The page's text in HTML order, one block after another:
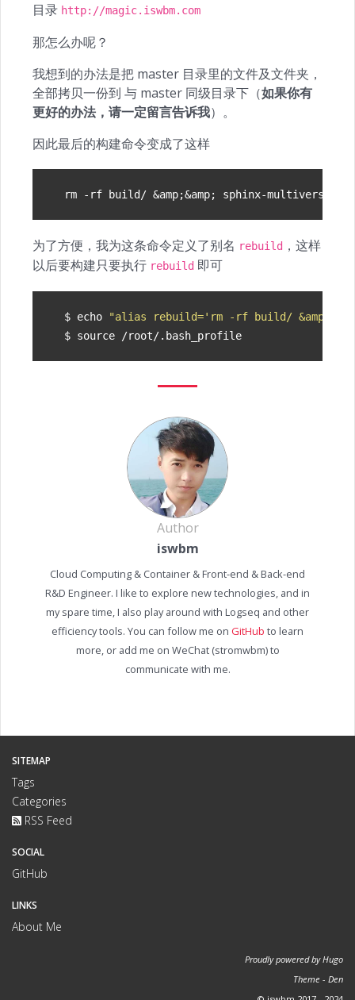
目录 http://magic.iswbm.com
那怎么办呢？
我想到的办法是把 master 目录里的文件及文件夹，
全部拷贝一份到 与 master 同级目录下（如果你有
更好的办法，请一定留言告诉我）。
因此最后的构建命令变成了这样
rm -rf build/ &amp;&amp; sphinx-multiversion
为了方便，我为这条命令定义了别名 rebuild ，这样
以后要构建只要执行 rebuild 即可
$ echo
"alias rebuild='rm -rf build/
$ source
Author
iswbm
Cloud Computing & Container & Front-end & Back-end
R&D Engineer. I like to explore new technologies, and in
my spare time, I also play around with Logseq and other
efficiency tools. You can follow me on GitHub to learn
more, or add me on WeChat (stromwbm) to
communicate with me.
SITEMAP
Tags
Categories
RSS Feed
SOCIAL
GitHub
LINKS
About Me
Proudly powered byHugo
Theme - Den